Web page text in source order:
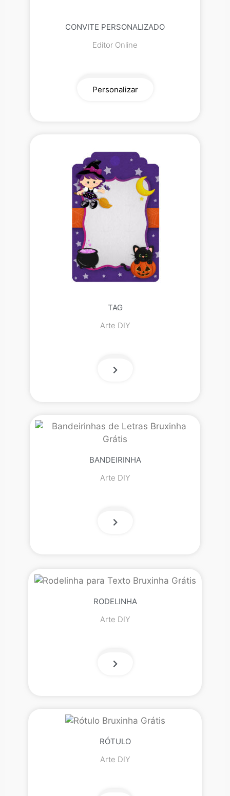
CONVITE PERSONALIZADO
Editor Online
Personalizar
TAG
Arte DIY
BANDEIRINHA
Arte DIY
RODELINHA
Arte DIY
RÓTULO
Arte DIY